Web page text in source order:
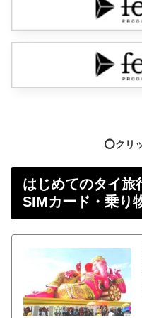
⭕️クリ
はじめてのタイ旅
SIMカード・乗り